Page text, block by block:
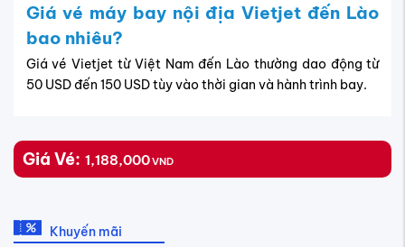
Giá vé máy bay nội địa Vietjet đến Lào
bao nhiêu?
Giá vé Vietjet từ Việt Nam đến Lào thường dao động từ
50 USD đến 150 USD tùy vào thời gian và hành trình bay.
Giá Vé: 1,188,000VND
Khuyến mãi